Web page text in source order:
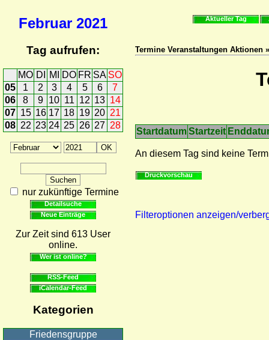
Februar 2021
Tag aufrufen:
MO DI MI DO FR SA SO
05
1 2 3 4 5 6
7
06
8 9 10 11 12 13 14
07 15 16 17 18 19 20 21
08 22 23 24 25 26 27 28
nur zukünftige Termine
Detailsuche
Neue Einträge
Zur Zeit sind 613 User
online.
Wer ist online?
RSS-Feed
iCalendar-Feed
Kategorien
Friedensgruppe
Aktueller Tag
Termine Veranstaltungen Aktionen
StartdatumStartzeit
An diesem Tag sind keine
Druckvorschau
Filteroptionen anzeigen/